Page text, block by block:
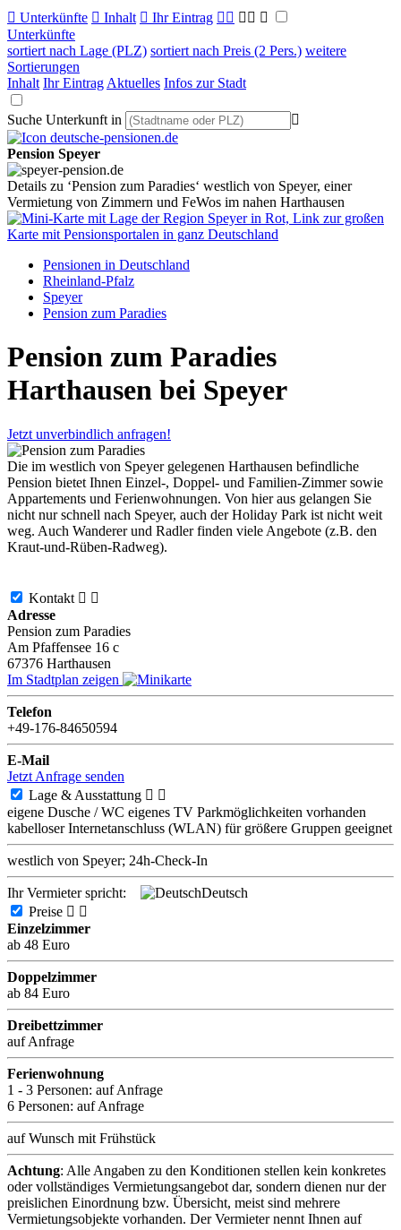
 Unterkünfte  Inhalt  Ihr Eintrag   
Unterkünfte
sortiert nach Lage (PLZ) sortiert nach Preis (2 Pers.) weitere
Sortierungen
Inhalt Ihr Eintrag Aktuelles Infos zur Stadt
Suche Unterkunft in 
Pension Speyer
Details zu ‘Pension zum Paradies‘ westlich von Speyer, einer
Vermietung von Zimmern und FeWos im nahen Harthausen
Pensionen in Deutschland
Rheinland-Pfalz
Speyer
Pension zum Paradies
Pension zum Paradies
Harthausen bei Speyer
Jetzt unverbindlich anfragen!
Die im westlich von Speyer gelegenen Harthausen befindliche
Pension bietet Ihnen Einzel-, Doppel- und Familien-Zimmer sowie
Appartements und Ferienwohnungen. Von hier aus gelangen Sie
nicht nur schnell nach Speyer, auch der Holiday Park ist nicht weit
weg. Auch Wanderer und Radler finden viele Angebote (z.B. den
Kraut-und-Rüben-Radweg).
Kontakt  
Adresse
Pension zum Paradies
Am Pfaffensee 16 c
67376 Harthausen
Im Stadtplan zeigen
Telefon
+49-176-84650594
E-Mail
Jetzt Anfrage senden
Lage & Ausstattung  
eigene Dusche / WC eigenes TV Parkmöglichkeiten vorhanden
kabelloser Internetanschluss (WLAN) für größere Gruppen geeignet
westlich von Speyer; 24h-Check-In
Ihr Vermieter spricht:
Deutsch
Preise  
Einzelzimmer
ab 48 Euro
Doppelzimmer
ab 84 Euro
Dreibettzimmer
auf Anfrage
Ferienwohnung
1 - 3 Personen: auf Anfrage
6 Personen: auf Anfrage
auf Wunsch mit Frühstück
Achtung: Alle Angaben zu den Konditionen stellen kein konkretes
oder vollständiges Vermietungsangebot dar, sondern dienen nur der
preislichen Einordnung bzw. Übersicht, meist sind mehrere
Vermietungsobjekte vorhanden. Der Vermieter nennt Ihnen auf